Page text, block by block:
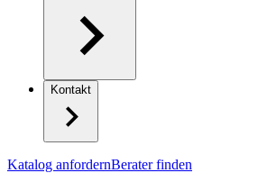
Kontakt
Katalog anfordernBerater finden